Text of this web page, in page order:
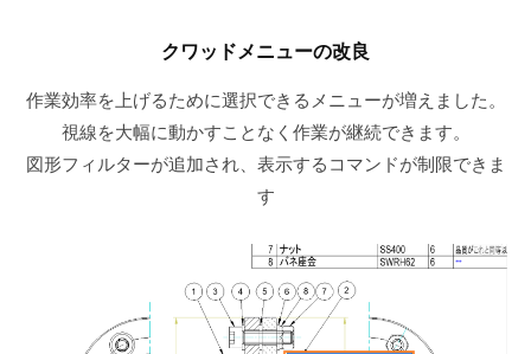
クワッドメニューの改良
作業効率を上げるために選択できるメニューが増えました。
視線を大幅に動かすことなく作業が継続できます。
図形フィルターが追加され、表示するコマンドが制限できま
す